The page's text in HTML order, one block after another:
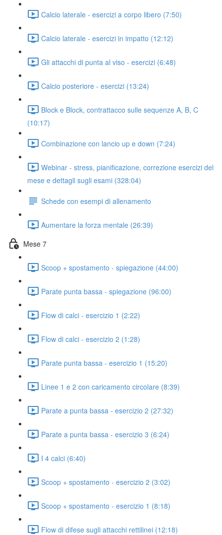
Calcio laterale - esercizi a corpo libero (7:50)
Calcio laterale - esercizi in impatto (12:12)
Gli attacchi di punta al viso - esercizi (6:48)
Calcio posteriore - esercizi (13:24)
Block e Block, contrattacco sulle sequenze A, B, C
(10:17)
Combinazione con lancio up e down (7:24)
Webinar - stress, pianificazione, correzione esercizi del
mese e dettagli sugli esami (328:04)
Schede con esempi di allenamento
Aumentare la forza mentale (26:39)
Mese 7
Scoop + spostamento - spiegazione (44:00)
Parate punta bassa - spiegazione (96:00)
Flow di calci - esercizio 1 (2:22)
Flow di calci - esercizio 2 (1:28)
Parate punta bassa - esercizio 1 (15:20)
Linee 1 e 2 con caricamento circolare (8:39)
Parate a punta bassa - esercizio 2 (27:32)
Parate a punta bassa - esercizio 3 (6:24)
I 4 calci (6:40)
Scoop + spostamento - esercizio 2 (3:02)
Scoop + spostamento - esercizio 1 (8:18)
Flow di difese sugli attacchi rettilinei (12:18)